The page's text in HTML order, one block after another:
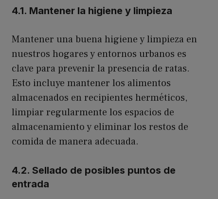
4.1. Mantener la higiene y limpieza
Mantener una buena higiene y limpieza en
nuestros hogares y entornos urbanos es
clave para prevenir la presencia de ratas.
Esto incluye mantener los alimentos
almacenados en recipientes herméticos,
limpiar regularmente los espacios de
almacenamiento y eliminar los restos de
comida de manera adecuada.
4.2. Sellado de posibles puntos de
entrada